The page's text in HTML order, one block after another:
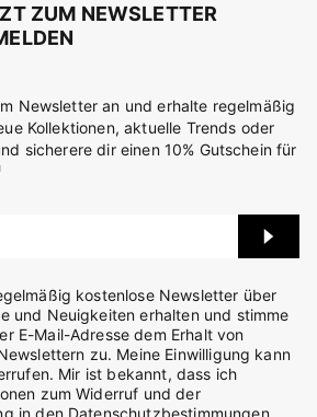
ZUM NEWSLETTER
Newsletter an und erhalte regelmäßig
Kollektionen, aktuelle Trends oder
sicherere dir einen 10% Gutschein für
kostenlose Newsletter über
und Neuigkeiten erhalten und stimme
E-Mail-Adresse dem Erhalt von
zu. Meine Einwilligung kann
Mir ist bekannt, dass ich
zum Widerruf und der
in den Datenschutzbestimmungen